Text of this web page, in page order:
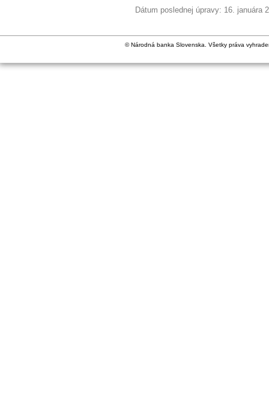
Dátum poslednej úpravy: 16. januára
© Národná banka Slovenska. Všetky práva